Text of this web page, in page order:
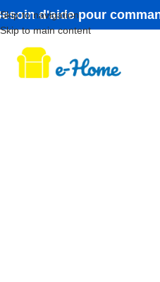
Skip to navigation
Skip to main content
d'aide pour